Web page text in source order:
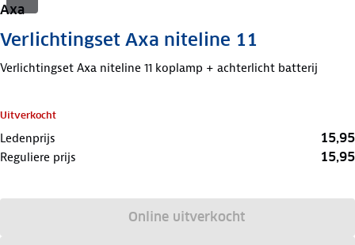
Axa
Verlichtingset Axa niteline 11
Verlichtingset Axa niteline 11 koplamp + achterlicht batterij
Uitverkocht
Ledenprijs 15,95
Reguliere prijs 15,95
Online uitverkocht